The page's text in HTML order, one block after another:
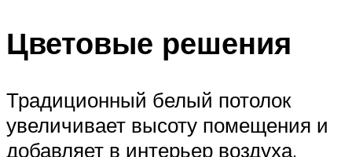
Цветовые решения
Традиционный белый потолок
увеличивает высоту помещения и
добавляет в интерьер воздуха.